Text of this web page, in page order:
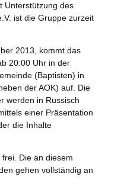
Unterstützung des
ist die Gruppe zurzeit
2013, kommt das
20:00 Uhr in der
(Baptisten) in
der AOK) auf. Die
werden in Russisch
einer Präsentation
die Inhalte
Die an diesem
gehen vollständig an